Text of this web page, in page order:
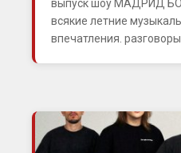
выпуск шоу МАДРИД
всякие летние
впечатления. разговоры